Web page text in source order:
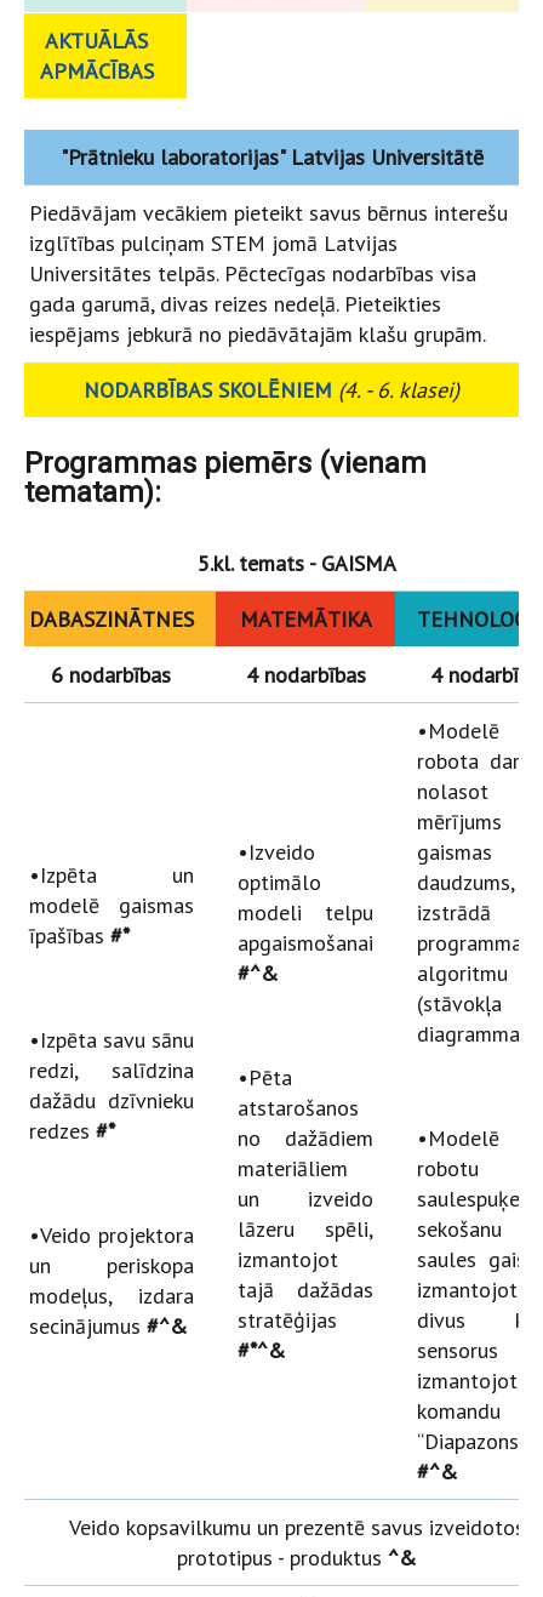
AKTUĀLĀS
APMĀCĪBAS
"Prātnieku laboratorijas" Latvijas Universitātē
Piedāvājam vecākiem pieteikt savus bērnus interešu
izglītības pulciņam STEM jomā Latvijas
Universitātes telpās. Pēctecīgas nodarbības visa
gada garumā, divas reizes nedeļā. Pieteikties
iespējams jebkurā no piedāvātajām klašu grupām.
NODARBĪBAS SKOLĒNIEM (4. - 6. klasei)
Programmas piemērs (vienam
tematam):
5.kl. temats - GAISMA
DABASZINĀTNES
MATEMĀTIKA
6 nodarbības
4 nodarbības 4
•Izpēta un
modelē gaismas
īpašības #*
•Izpēta savu sānu
redzi, salīdzina
dažādu dzīvnieku
redzes #*
•Veido projektora
un periskopa
modeļus, izdara
secinājumus #^&
•Izveido
optimālo
modeli telpu
apgaismošanai
#^&
•Pēta
atstarošanos
no dažādiem
materiāliem
un izveido
lāzeru spēli,
izmantojot
tajā dažādas
stratēģijas
#*^&
•Modelē
robota
nolasot
gaismas
daudzums,
izstrādā
programmas
algoritmu
(stāvokļa
diagramma)
•Modelē
robotu
saulespuķes
sekošanu
saules
izmantojot
divus
sensorus
izmantojot
komandu
“Diapazons”
#^&
Veido kopsavilkumu un prezentē savus izveidotos
prototipus - produktus ^&